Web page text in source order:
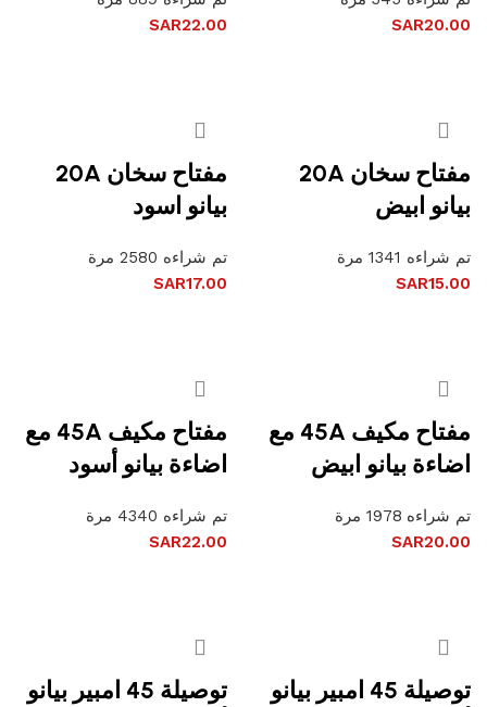
SAR20.00
SAR22.00
مفتاح سخان 20A
بيانو ابيض
تم شراءه 1341 مرة
SAR15.00
مفتاح سخان 20A
بيانو اسود
تم شراءه 2580 مرة
SAR17.00
مفتاح مكيف 45A مع
اضاءة بيانو ابيض
تم شراءه 1978 مرة
SAR20.00
مفتاح مكيف 45A مع
اضاءة بيانو أسود
تم شراءه 4340 مرة
SAR22.00
توصيلة 45 امبير بيانو
توصيلة 45 امبير بيانو